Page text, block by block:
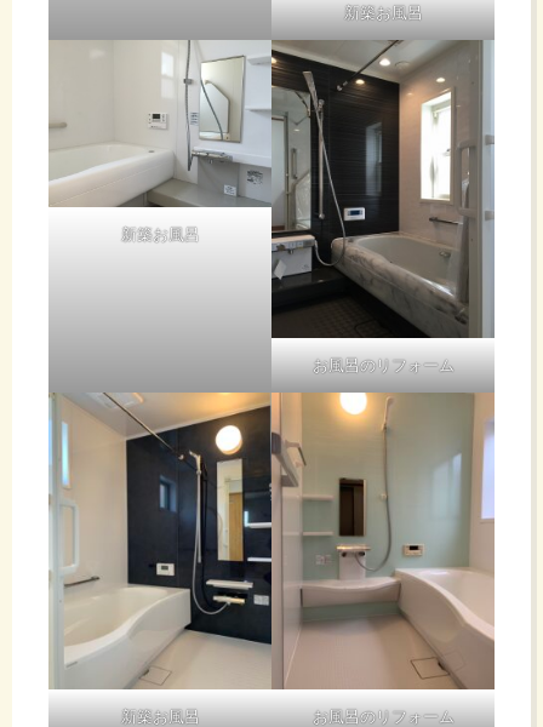
新築お風呂
新築お風呂
お風呂のリフォーム
新築お風呂 お風呂のリフォーム